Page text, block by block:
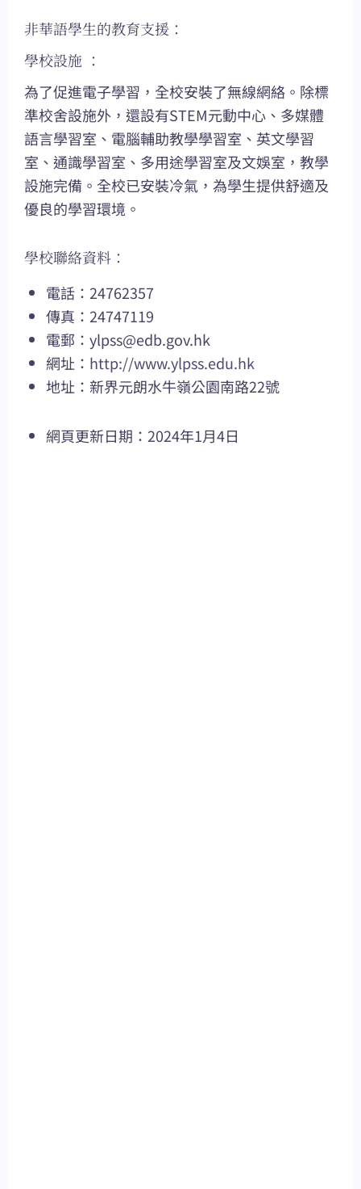
非華語學生的教育支援：
學校設施 ：
為了促進電子學習，全校安裝了無線網絡。除標
準校舍設施外，還設有STEM元動中心、多媒體
語言學習室、電腦輔助教學學習室、英文學習
室、通識學習室、多用途學習室及文娛室，教學
設施完備。全校已安裝冷氣，為學生提供舒適及
優良的學習環境。
學校聯絡資料：
電話：24762357
傳真：24747119
電郵： ylpss@edb.gov.hk
網址： http://www.ylpss.edu.hk
地址：新界元朗水牛嶺公園南路22號
網頁更新日期：2024年1月4日